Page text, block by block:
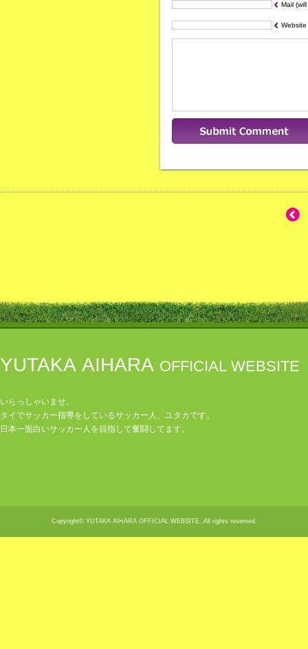
Mail
Website
YUTAKA AIHARA OFFICIAL WEBSITE
いらっしゃいませ。
タイでサッカー指導をしているサッカー人、ユタカです。
日本一面白いサッカー人を目指して奮闘してます。
Copyright© YUTAKA AIHARA OFFICIAL WEBSITE..All rights reserved.